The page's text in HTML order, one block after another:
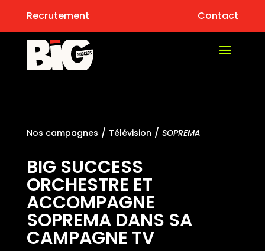
Recrutement Contact
Nos campagnes / Télévision / SOPREMA
BIG SUCCESS
ORCHESTRE ET
ACCOMPAGNE
SOPREMA DANS SA
CAMPAGNE TV